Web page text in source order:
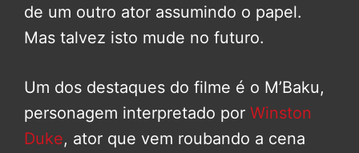
de um outro ator assumindo o papel.
Mas talvez isto mude no futuro.
Um dos destaques do filme é o M’Baku,
personagem interpretado por Winston
Duke, ator que vem roubando a cena